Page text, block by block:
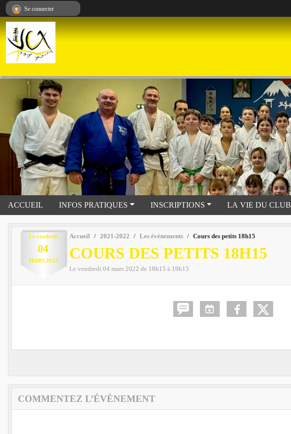
ACCUEIL INFOS PRATIQUES INSCRIPTIONS LA VIE DU CLUB
Le vendredi
04
MARS 2022
Accueil 2021-2022 Les évènements Cours des petits 18h15
COURS DES PETITS 18H15
Le vendredi 04 mars 2022 de 18h15 à 19h15
COMMENTEZ L’ÉVÈNEMENT
Se connecter
Panneau de gestion des cookies